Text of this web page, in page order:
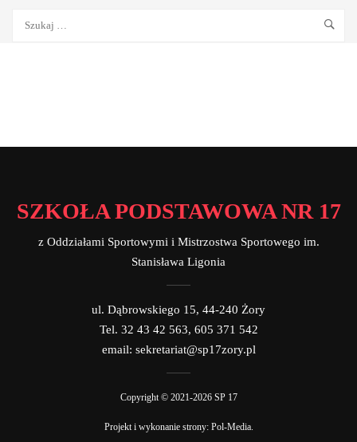
SZKOŁA PODSTAWOWA NR 17
z Oddziałami Sportowymi i Mistrzostwa Sportowego im.
Stanisława Ligonia
ul. Dąbrowskiego 15, 44-240 Żory
Tel. 32 43 42 563, 605 371 542
email: sekretariat@sp17zory.pl
Copyright © 2021-2026 SP 17
Projekt i wykonanie strony: Pol-Media.